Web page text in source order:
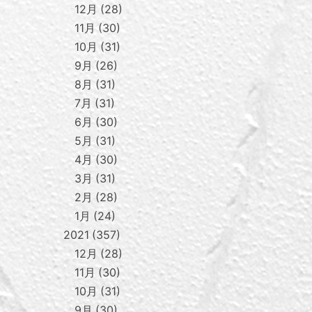
12月
28
11月
30
10月
31
9月
26
8月
31
7月
31
6月
30
5月
31
4月
30
3月 31
2月
28
1月
24
2021 357
12月
28
11月
30
10月
31